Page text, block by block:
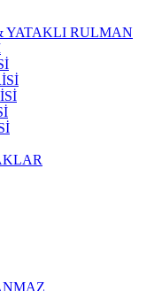
YATAKLI RULMAN